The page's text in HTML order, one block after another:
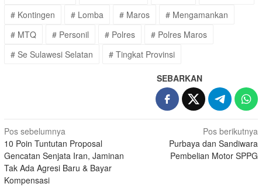
# Kontingen
# Lomba # Maros
# Mengamankan
# MTQ
# Personil # Polres
# Polres Maros
# Se Sulawesi Selatan
# Tingkat Provinsi
SEBARKAN
Navigasi
pos
Pos sebelumnya
10 Poin Tuntutan Proposal
Gencatan Senjata Iran, Jaminan
Tak Ada Agresi Baru & Bayar
Kompensasi
Pos berikutnya
Purbaya dan Sandiwara
Pembelian Motor SPPG